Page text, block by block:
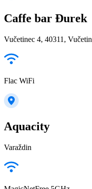
Caffe bar Đurek
Vučetinec 4, 40311,
Flac WiFi
Aquacity
Varaždin